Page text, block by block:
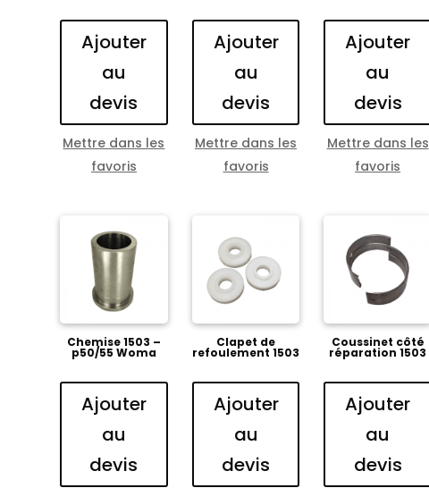
Ajouter
au
devis
Mettre dans les
favoris
Ajouter
au
devis
Mettre dans les
favoris
Ajouter
au
devis
Mettre dans les
favoris
Chemise 1503 –
p50/55 Woma
Ajouter
au
devis
Clapet de
refoulement 1503
Ajouter
au
devis
Coussinet côté
réparation 1503
Ajouter
au
devis